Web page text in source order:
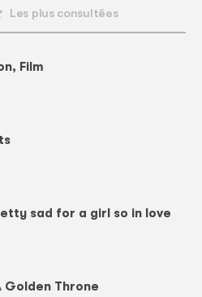
Les plus consultées
Film
sad for a girl so in love
Golden Throne